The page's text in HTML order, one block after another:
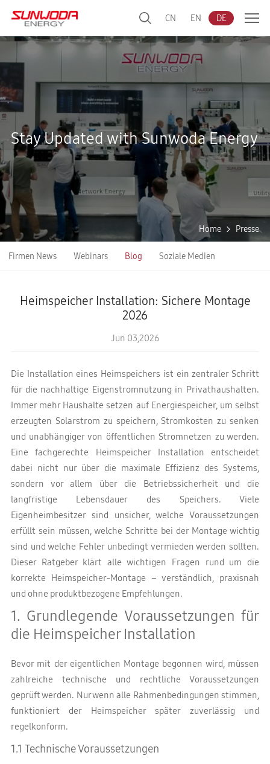
CN EN DE
Stay Updated with Sunwoda Energy
Home Presse
Firmen News Webinars Blog Soziale Medien
Heimspeicher Installation: Sichere Montage
2026
Jun 03,2026
Die Installation eines Heimspeichers ist ein zentraler Schritt
für die nachhaltige Eigenstromnutzung in Privathaushalten.
Immer mehr Haushalte setzen auf Energiespeicher, um selbst
erzeugten Solarstrom zu speichern, Stromkosten zu senken
und unabhängiger von öffentlichen Stromnetzen zu werden.
Eine fachgerechte Heimspeicher Installation entscheidet
dabei nicht nur über die maximale Effizienz des Systems,
sondern vor allem über die Betriebssicherheit und die
langfristige Lebensdauer des Speichers. Viele
Eigenheimbesitzer sind unsicher, welche Voraussetzungen
erfüllt sein müssen, welche Schritte bei der Montage wichtig
sind und welche Fehler unbedingt vermieden werden sollten.
Dieser Ratgeber klärt alle wichtigen Fragen rund um die
korrekte Heimspeicher-Montage – verständlich, praxisnah
und ohne produktbezogene Empfehlungen.
1. Grundlegende Voraussetzungen für
die Heimspeicher Installation
Bevor mit der eigentlichen Montage begonnen wird, müssen
zahlreiche technische und rechtliche Voraussetzungen
geprüft werden. Nur wenn alle Rahmenbedingungen stimmen,
funktioniert der Heimspeicher später zuverlässig und
regelkonform.
1.1 Technische Voraussetzungen